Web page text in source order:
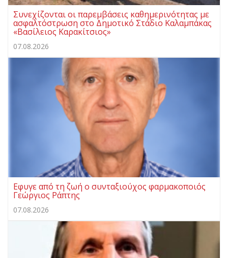
Συνεχίζονται οι παρεμβάσεις καθημερινότητας με
ασφαλτόστρωση στο Δημοτικό Στάδιο Καλαμπάκας
«Βασίλειος Καρακίτσιος»
07.08.2026
Εφυγε από τη ζωή ο συνταξιούχος φαρμακοποιός
Γεώργιος Ράπτης
07.08.2026